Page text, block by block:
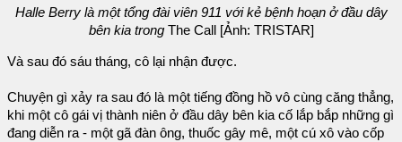
Halle Berry là một tổng đài viên 911 với kẻ bệnh hoạn ở đầu dây
bên kia trongThe Call [Ảnh: TRISTAR]
Và sau đó sáu tháng, cô lại nhận được.
Chuyện gì xảy ra sau đó là một tiếng đồng hồ vô cùng căng thẳng,
khi một cô gái vị thành niên ở đầu dây bên kia cố lắp bắp những gì
đang diễn ra - một gã đàn ông, thuốc gây mê, một cú xô vào cốp